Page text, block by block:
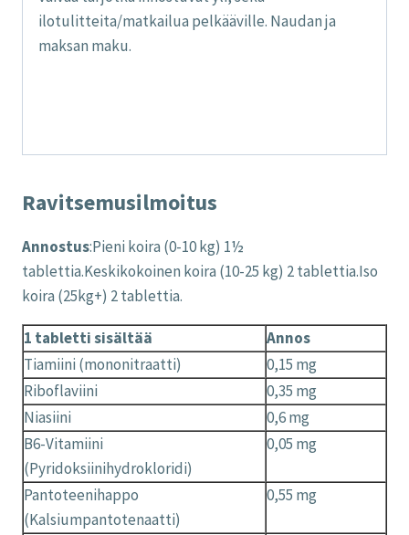
ilotulitteita/matkailua pelkääville. Naudan ja
maksan maku.
Ravitsemusilmoitus
Annostus:Pieni koira (0-10 kg) 1½
tablettia.Keskikokoinen koira (10-25 kg) 2 tablettia.Iso
koira (25kg+) 2 tablettia.
1 tabletti sisältää
Annos
Tiamiini (mononitraatti)
0,15 mg
Riboflaviini
0,35 mg
Niasiini
0,6 mg
B6-Vitamiini
(Pyridoksiinihydrokloridi)
0,05 mg
Pantoteenihappo
(Kalsiumpantotenaatti)
0,55 mg